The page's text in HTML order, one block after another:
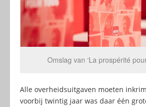
Omslag van ‘La prospérité
Alle overheidsuitgaven moeten
voorbij twintig jaar was daar één